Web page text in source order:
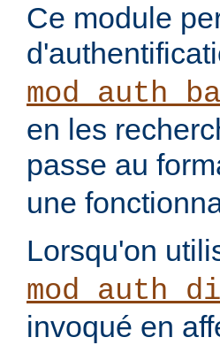
Ce module
en les
passe au
une
Lorsqu'on
invoqué en